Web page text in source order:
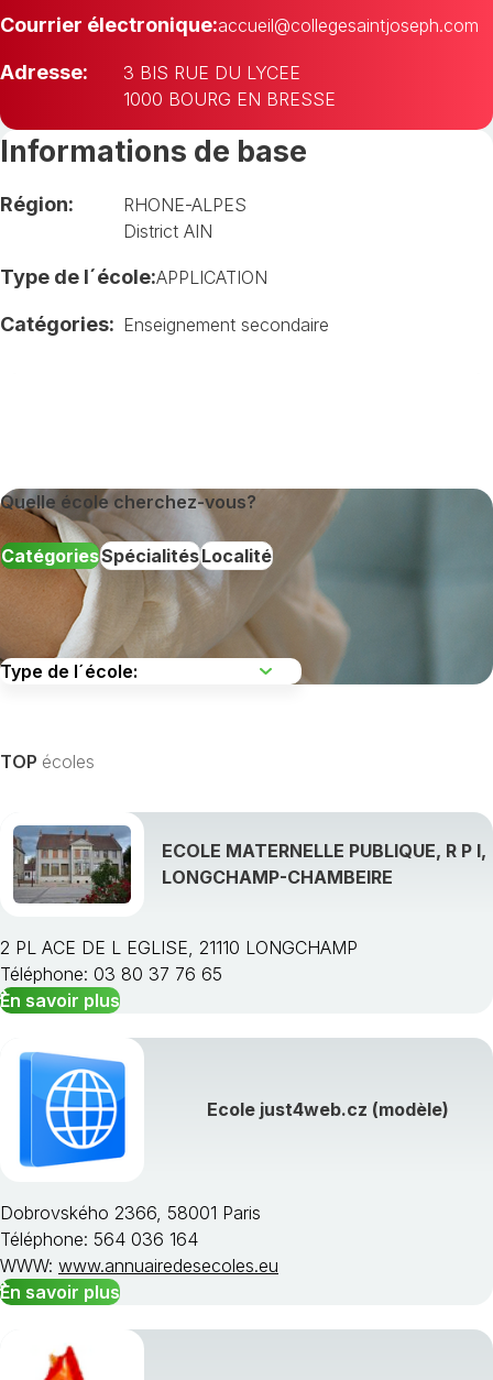
Courrier électronique:accueil@collegesaintjoseph.com
Adresse:
3 BIS RUE DU LYCEE
1000 BOURG EN BRESSE
Informations de base
Région:
RHONE-ALPES
District AIN
Type de l´école:APPLICATION
Catégories: Enseignement secondaire
Quelle école cherchez-vous?
CatégoriesSpécialitésLocalité
Afficher toutes les spécialités de formation »
TOP écoles
ECOLE MATERNELLE PUBLIQUE, R P I,
LONGCHAMP-CHAMBEIRE
2 PL ACE DE L EGLISE, 21110 LONGCHAMP
Téléphone: 03 80 37 76 65
En savoir plus
Ecole just4web.cz (modèle)
Dobrovského 2366, 58001 Paris
Téléphone: 564 036 164
WWW: www.annuairedesecoles.eu
En savoir plus